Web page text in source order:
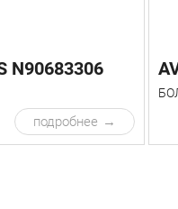
N90683306
подробнее